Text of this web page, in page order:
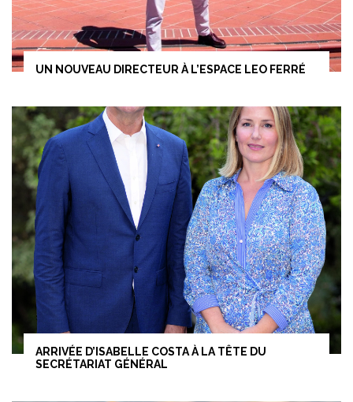
UN NOUVEAU DIRECTEUR À L’ESPACE LEO FERRÉ
ARRIVÉE D’ISABELLE COSTA À LA TÊTE DU
SECRÉTARIAT GÉNÉRAL